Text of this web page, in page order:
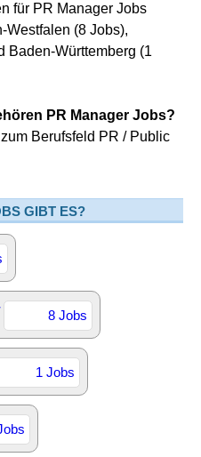
für PR Manager Jobs
Westfalen (8 Jobs),
Baden-Württemberg (1
PR Manager Jobs?
Berufsfeld PR / Public
GIBT ES?
8 Jobs
1 Jobs